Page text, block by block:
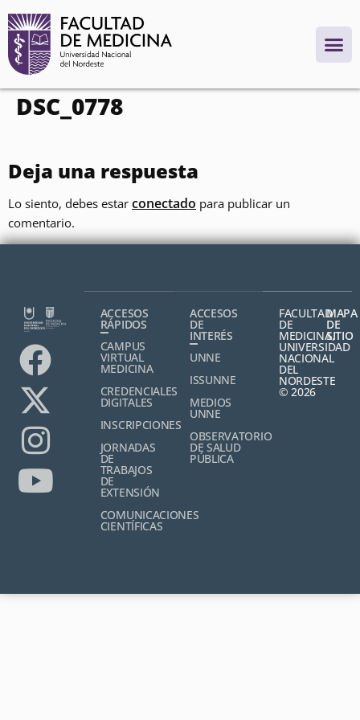
contenido
DSC_0778
Deja una respuesta
Lo siento, debes estar conectado para publicar un
comentario.
ACCESOS
RÁPIDOS
CAMPUS
VIRTUAL
MEDICINA
CREDENCIALES
DIGITALES
INSCRIPCIONES
JORNADAS
DE
TRABAJOS
DE
EXTENSIÓN
COMUNICACIONES
CIENTÍFICAS
ACCESOS
DE
INTERÉS
UNNE
ISSUNNE
MEDIOS
UNNE
OBSERVATORIO
DE SALUD
PÚBLICA
FACULTAD
DE
MEDICINA,
UNIVERSIDAD
NACIONAL
DEL
NORDESTE
© 2026
MAPA
DE
SITIO